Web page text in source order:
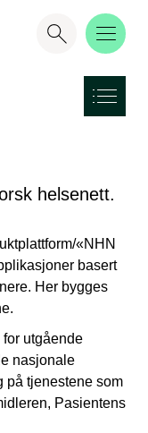
helsenett.
«NHN
basert
Her bygges
utgående
nasjonale
på tjenestene som
Pasientens